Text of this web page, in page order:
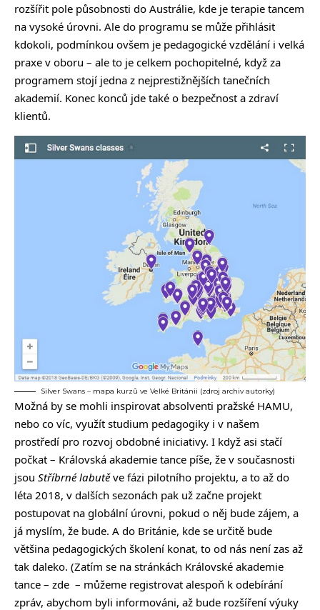
rozšířit pole působnosti do Austrálie, kde je terapie tancem
na vysoké úrovni. Ale do programu se může přihlásit
kdokoli, podmínkou ovšem je pedagogické vzdělání i velká
praxe v oboru – ale to je celkem pochopitelné, když za
programem stojí jedna z nejprestižnějších tanečních
akademií. Konec konců jde také o bezpečnost a zdraví
klientů.
Silver Swans – mapa kurzů ve Velké Británii (zdroj archiv autorky)
Možná by se mohli inspirovat absolventi pražské HAMU,
nebo co víc, využít studium pedagogiky i v našem
prostředí pro rozvoj obdobné iniciativy. I když asi stačí
počkat – Královská akademie tance píše, že v současnosti
jsou Stříbrné labutěve fázi pilotního projektu, a to až do
léta 2018, v dalších sezonách pak už začne projekt
postupovat na globální úrovni, pokud o něj bude zájem, a
já myslím, že bude. A do Británie, kde se určitě bude
většina pedagogických školení konat, to od nás není zas až
tak daleko. (Zatím se na stránkách Královské akademie
tance – zde – můžeme registrovat alespoň k odebírání
zpráv, abychom byli informováni, až bude rozšíření výuky